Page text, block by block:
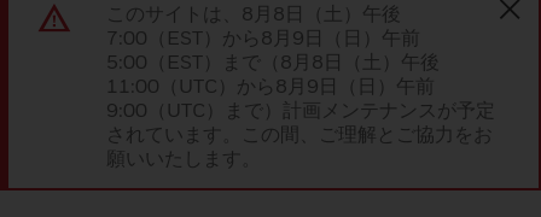
このサイトは、8月8日（土）午後
7:00（EST）から8月9日（日）午前
5:00（EST）まで（8月8日（土）午後
11:00（UTC）から8月9日（日）午前
9:00（UTC）まで）計画メンテナンスが予定
されています。この間、ご理解とご協力をお
願いいたします。